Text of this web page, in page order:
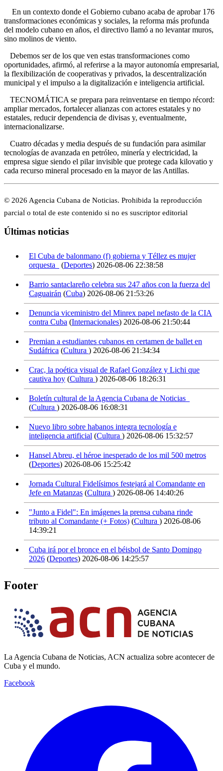
En un contexto donde el Gobierno cubano acaba de aprobar 176
transformaciones económicas y sociales, la reforma más profunda
del modelo cubano en años, el directivo llamó a no levantar muros,
sino molinos de viento.
Debemos ser de los que ven estas transformaciones como
oportunidades, afirmó, al referirse a la mayor autonomía empresarial,
la flexibilización de cooperativas y privados, la descentralización
municipal y el impulso a la digitalización e inteligencia artificial.
TECNOMÁTICA se prepara para reinventarse en tiempo récord:
ampliar mercados, fortalecer alianzas con actores estatales y no
estatales, reducir dependencia de divisas y, eventualmente,
internacionalizarse.
Cuatro décadas y media después de su fundación para asimilar
tecnologías de avanzada en petróleo, minería y electricidad, la
empresa sigue siendo el pilar invisible que protege cada kilovatio y
cada recurso mineral procesado en la mayor de las Antillas.
© 2026 Agencia Cubana de Noticias. Prohibida la reproducción
parcial o total de este contenido si no es suscriptor editorial
Últimas noticias
El Cuba de balonmano (f) gobierna y Téllez es mujer
orquesta
(Deportes) 2026-08-06 22:38:58
Barrio santaclareño celebra sus 247 años con la fuerza del
Caguairán (Cuba) 2026-08-06 21:53:26
Denuncia viceministro del Minrex papel nefasto de la CIA
contra Cuba (Internacionales) 2026-08-06 21:50:44
Premian a estudiantes cubanos en certamen de ballet en
Sudáfrica (Cultura ) 2026-08-06 21:34:34
Crac, la poética visual de Rafael González y Lichi que
cautiva hoy (Cultura ) 2026-08-06 18:26:31
Boletín cultural de la Agencia Cubana de Noticias
(Cultura ) 2026-08-06 16:08:31
Nuevo libro sobre habanos integra tecnología e
inteligencia artificial (Cultura ) 2026-08-06 15:32:57
Hansel Abreu, el héroe inesperado de los mil 500 metros
(Deportes) 2026-08-06 15:25:42
Jornada Cultural Fidelísimos festejará al Comandante en
Jefe en Matanzas (Cultura ) 2026-08-06 14:40:26
"Junto a Fidel": En imágenes la prensa cubana rinde
tributo al Comandante (+ Fotos) (Cultura ) 2026-08-06
14:39:21
Cuba irá por el bronce en el béisbol de Santo Domingo
2026 (Deportes) 2026-08-06 14:25:57
Footer
La Agencia Cubana de Noticias, ACN actualiza sobre acontecer de
Cuba y el mundo.
Facebook